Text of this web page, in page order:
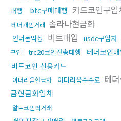
대행
btc구매대행 카드코인구입
테더개인거래 솔라나현금화
언더돈믹싱 비트매입 usdc구입처
구입
trc20코인전송대행 테더코인매
비트코인 신용카드
이더리움현금화 이더리움수수료 테
금현금화업체
알트코인퀵거래